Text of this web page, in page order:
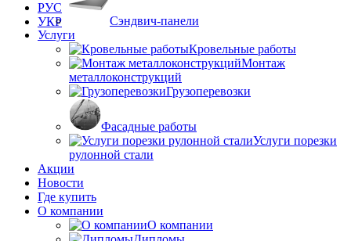
РУС
УКР
Сэндвич-панели
Услуги
Кровельные работы
Монтаж
металлоконструкций
Грузоперевозки
Фасадные работы
Услуги порезки
рулонной стали
Акции
Новости
Где купить
О компании
О компании